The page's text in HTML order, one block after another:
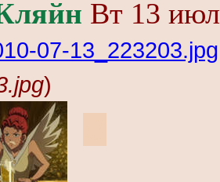
Вт 13
07-13_223203.jpg
)